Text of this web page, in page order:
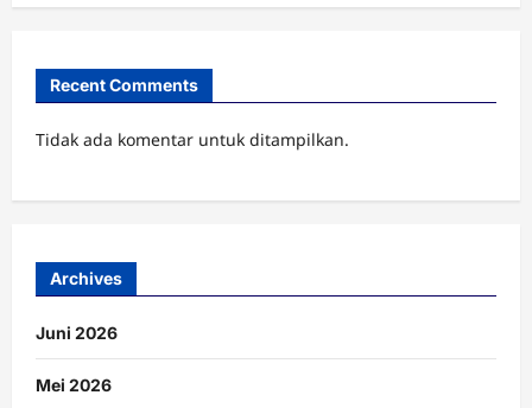
Recent Comments
Tidak ada komentar untuk ditampilkan.
Archives
Juni 2026
Mei 2026